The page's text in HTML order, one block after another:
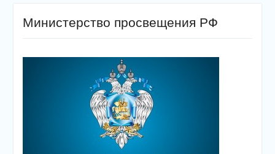
Министерство просвещения РФ